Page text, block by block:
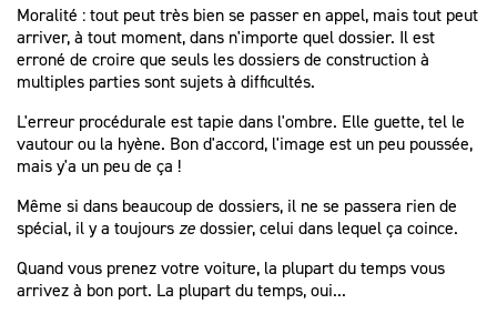
Moralité : tout peut très bien se passer en appel, mais tout peut
arriver, à tout moment, dans n'importe quel dossier. Il est
erroné de croire que seuls les dossiers de construction à
multiples parties sont sujets à difficultés.
L'erreur procédurale est tapie dans l'ombre. Elle guette, tel le
vautour ou la hyène. Bon d'accord, l'image est un peu poussée,
mais y'a un peu de ça !
Même si dans beaucoup de dossiers, il ne se passera rien de
spécial, il y a toujourszedossier, celui dans lequel ça coince.
Quand vous prenez votre voiture, la plupart du temps vous
arrivez à bon port. La plupart du temps, oui...